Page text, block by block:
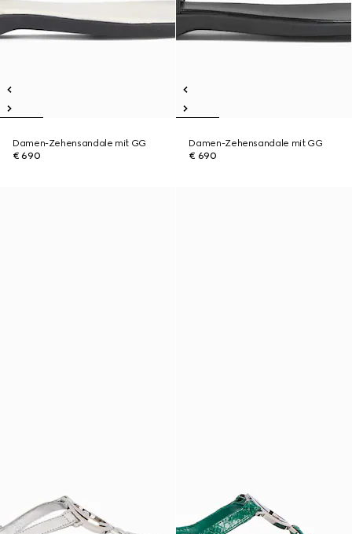
Damen-Zehensandale mit GG
€ 690
Damen-Zehensandale mit GG
€ 690